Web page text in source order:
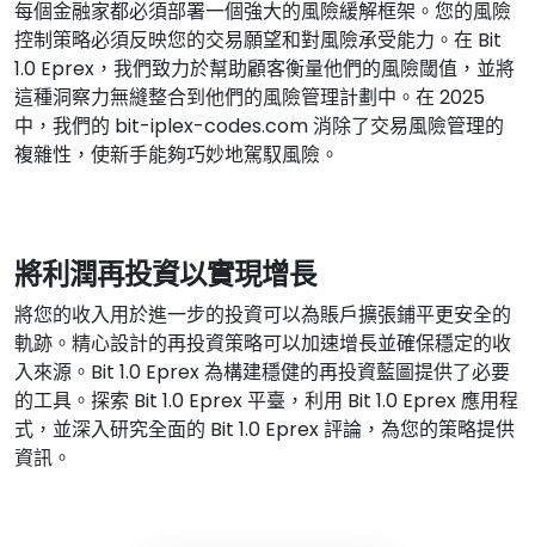
每個金融家都必須部署一個強大的風險緩解框架。您的風險
控制策略必須反映您的交易願望和對風險承受能力。在 Bit
1.0 Eprex，我們致力於幫助顧客衡量他們的風險閾值，並將
這種洞察力無縫整合到他們的風險管理計劃中。在 2025
中，我們的 bit-iplex-codes.com 消除了交易風險管理的
複雜性，使新手能夠巧妙地駕馭風險。
將利潤再投資以實現增長
將您的收入用於進一步的投資可以為賬戶擴張鋪平更安全的
軌跡。精心設計的再投資策略可以加速增長並確保穩定的收
入來源。Bit 1.0 Eprex 為構建穩健的再投資藍圖提供了必要
的工具。探索 Bit 1.0 Eprex 平臺，利用 Bit 1.0 Eprex 應用程
式，並深入研究全面的 Bit 1.0 Eprex 評論，為您的策略提供
資訊。